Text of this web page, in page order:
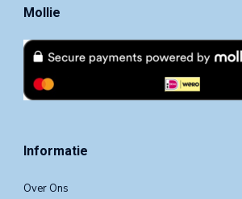
Mollie
Informatie
Over Ons